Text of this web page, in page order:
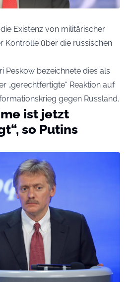
Existenz von militärischer
Kontrolle über die russischen
Peskow bezeichnete dies als
„gerechtfertigte“ Reaktion auf
gegen Russland.
ist jetzt
so Putins